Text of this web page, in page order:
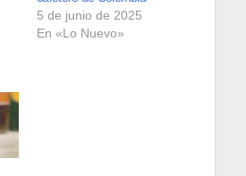
5 de junio de 2025
En «Lo Nuevo»